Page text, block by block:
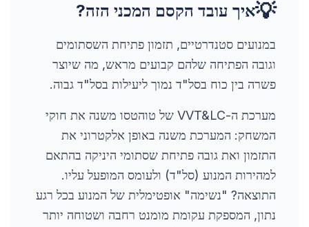
💡איך עובד הקסם המכני הזה?
במנועים סטנדרטיים, תזמון פתיחת השסתומים
וגובה הפתיחה שלהם קבועים מראש, מה שיוצר
פשרה בין כוח בסל"ד נמוך ליעילות בסל"ד גבוה.
מערכת ה-VVT&LC של טוהטסו משנה את חוקי
המשחק: המערכת משנה באופן אלקטרוני את
התזמון ואת גובה פתיחת שסתומי היניקה בהתאם
למהירות המנוע (סל"ד) ולעומס המופעל עליו.
התוצאה? "נשימה" אופטימלית של המנוע בכל רגע
נתון, המספקת עקומת מומנט רחבה ושטוחה יותר